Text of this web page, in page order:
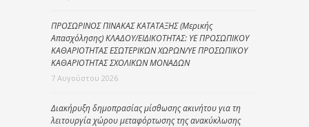
ΠΡΟΣΩΡΙΝΟΣ ΠΙΝΑΚΑΣ ΚΑΤΑΤΑΞΗΣ (Μερικής
Απασχόλησης) ΚΛΑΔΟΥ/ΕΙΔΙΚΟΤΗΤΑΣ: ΥΕ ΠΡΟΣΩΠΙΚΟΥ
ΚΑΘΑΡΙΟΤΗΤΑΣ ΕΣΩΤΕΡΙΚΩΝ ΧΩΡΩΝ/ΥΕ ΠΡΟΣΩΠΙΚΟΥ
ΚΑΘΑΡΙΟΤΗΤΑΣ ΣΧΟΛΙΚΩΝ ΜΟΝΑΔΩΝ
7 Αυγούστου 2026
Διακήρυξη δημοπρασίας μίσθωσης ακινήτου για τη
λειτουργία χώρου μεταφόρτωσης της ανακύκλωσης